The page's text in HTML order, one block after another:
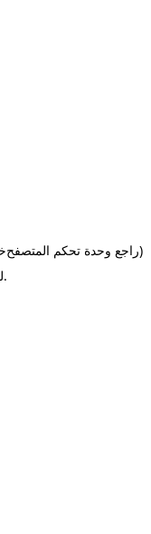
(راجع وحدة تحكم المتصفح
.